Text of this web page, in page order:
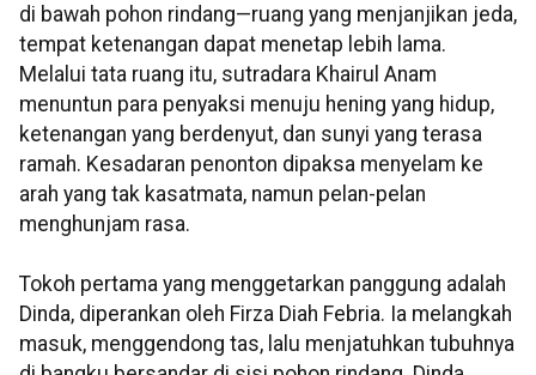
di bawah pohon rindang—ruang yang menjanjikan jeda,
tempat ketenangan dapat menetap lebih lama.
Melalui tata ruang itu, sutradara Khairul Anam
menuntun para penyaksi menuju hening yang hidup,
ketenangan yang berdenyut, dan sunyi yang terasa
ramah. Kesadaran penonton dipaksa menyelam ke
arah yang tak kasatmata, namun pelan-pelan
menghunjam rasa.
Tokoh pertama yang menggetarkan panggung adalah
Dinda, diperankan oleh Firza Diah Febria. Ia melangkah
masuk, menggendong tas, lalu menjatuhkan tubuhnya